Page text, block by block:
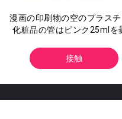
漫画の印刷物の空のプラスチ
化粧品の管はピンク25mlを
接触